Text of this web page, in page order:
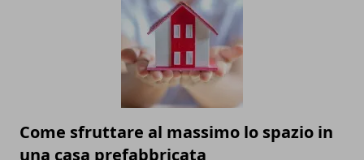
Come sfruttare al massimo lo spazio in
una casa prefabbricata